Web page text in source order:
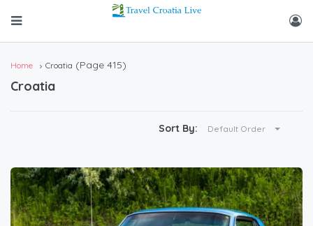
Home Croatia (Page 415)
Croatia
Sort By: Default Order